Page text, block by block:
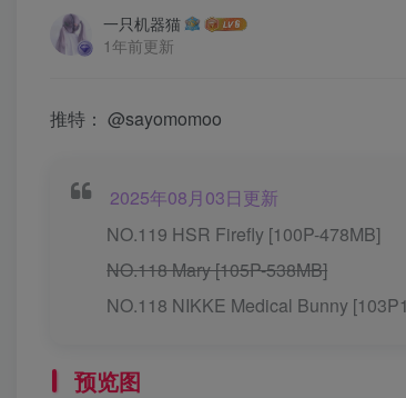
一只机器猫
1年前更新
推特： @sayomomoo
2025年08月03日更新
NO.119 HSR Firefly [100P-478MB]
NO.118 Mary [105P-538MB]
NO.118 NIKKE Medical Bunny
预览图